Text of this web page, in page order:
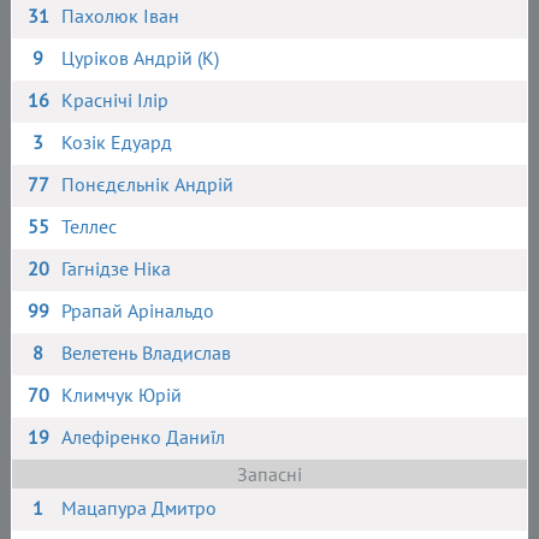
31 Пахолюк Іван
9
Цуріков Андрій (К)
16 Краснічі Ілір
3
Козік Едуард
77 Понєдєльнік Андрій
55 Теллес
20 Гагнідзе Ніка
99 Ррапай Арінальдо
8
Велетень Владислав
70 Климчук Юрій
19 Алефіренко Даниїл
Запасні
1
Мацапура Дмитро